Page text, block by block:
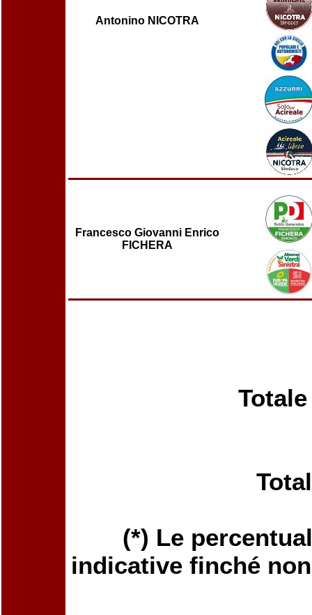
Antonino NICOTRA
Francesco Giovanni Enrico
FICHERA
(*) Le
indicative finché